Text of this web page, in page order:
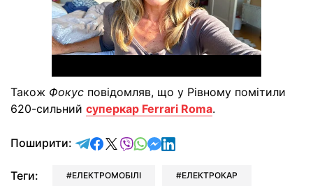
Також Фокус повідомляв, що у Рівному помітили
620-сильний суперкар Ferrari Roma.
Поширити: відправити у Telegram
поділитись у Facebook
поділитись у X
відправити у Viber
відправити у Whatsapp
відправити у Messenger
відправити у LinkedIn
Теги: ЕЛЕКТРОМОБІЛІ ЕЛЕКТРОКАР